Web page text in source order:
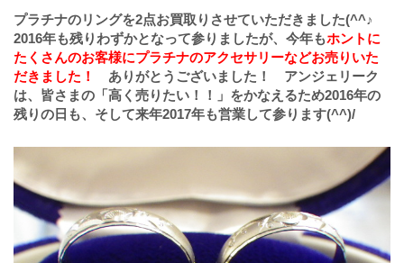
プラチナのリングを2点お買取りさせていただきました(^^♪
2016年も残りわずかとなって参りましたが、今年もホントに
たくさんのお客様にプラチナのアクセサリーなどお売りいた
だきました！ ありがとうございました！ アンジェリーク
は、皆さまの「高く売りたい！！」をかなえるため2016年の
残りの日も、そして来年2017年も営業して参ります(^^)/